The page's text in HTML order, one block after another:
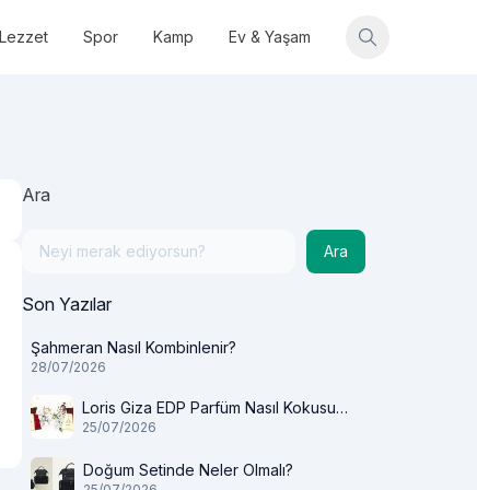
Lezzet Spor Kamp Ev & Yaşam
Ara
Ara
Son Yazılar
Şahmeran Nasıl Kombinlenir?
28/07/2026
Loris Giza EDP Parfüm Nasıl Kokusu
Var?
25/07/2026
Doğum Setinde Neler Olmalı?